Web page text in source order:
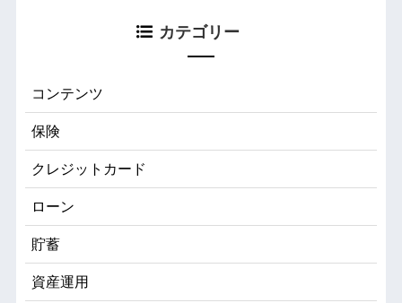
カテゴリー
コンテンツ
保険
クレジットカード
ローン
貯蓄
資産運用